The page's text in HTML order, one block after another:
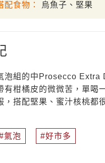
配食物： 烏魚子、堅果
泡組的中Prosecco Extra
有柑橘皮的微微苦，單喝
，搭配堅果、蜜汁核桃都
氣泡 好市多